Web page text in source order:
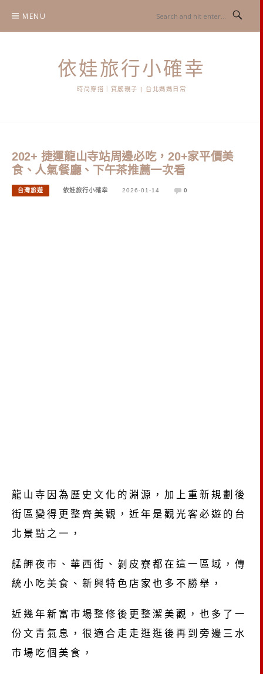
content
MENU
依娃旅行小確幸
時尚穿搭｜質感親子 | 台北媽媽日常
202+ 捷運龍山寺站周邊必吃，20+家平價美
食、人氣餐廳、下午茶推薦一次看
台灣旅遊 依娃旅行小確幸 2026-01-14 0
龍山寺因為歷史文化的淵源，加上重新規劃後
街區變得更整齊美觀，近年是觀光客必遊的台
北景點之一，
艋舺夜市、華西街、剝皮寮都在這一區域，傳
統小吃美食、新興特色店家也多不勝舉，
近幾年新富市場整修後更整潔美觀，也多了一
份文青氣息，很適合走走逛逛後再到旁邊三水
市場吃個美食，